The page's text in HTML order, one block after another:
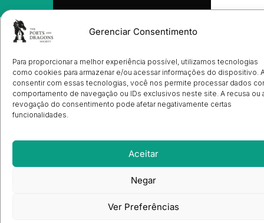
Gerenciar Consentimento
Para proporcionar a melhor experiência possível, utilizamos tecnologias
como cookies para armazenar e/ou acessar informações do dispositivo.
consentir com essas tecnologias, você nos permite processar dados
comportamento de navegação ou IDs exclusivos neste site. A recusa ou
revogação do consentimento pode afetar negativamente certas
funcionalidades.
Aceitar
Negar
Ver Preferências